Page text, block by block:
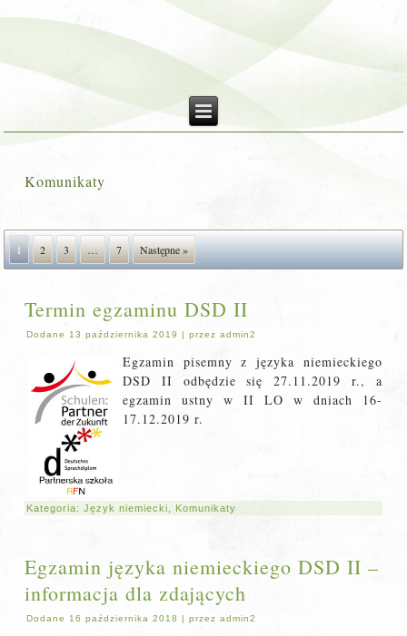
Komunikaty
1 2 3 … 7 Następne »
Termin egzaminu DSD II
Dodane 13 października 2019 |przez admin2
Egzamin pisemny z języka niemieckiego
DSD II odbędzie się 27.11.2019 r., a
egzamin ustny w II LO w dniach 16-
17.12.2019 r.
Kategoria:Język niemiecki Komunikaty
Egzamin języka niemieckiego DSD II –
informacja dla zdających
Dodane 16 października 2018 |przez admin2